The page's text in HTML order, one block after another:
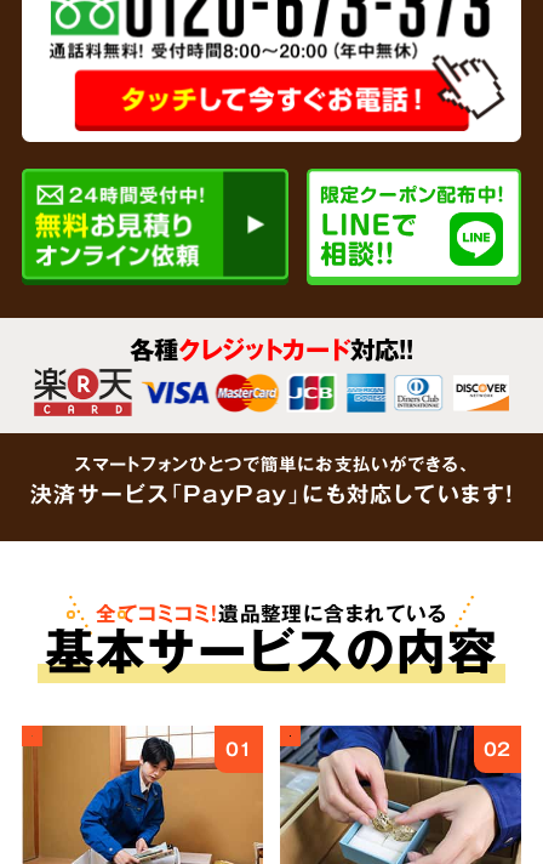
連携
リサイクルショップを運営している弊社では、
貴金属、家財など形見分けが不要なあらゆるご
遺品をその場で買取査定いたします。企業で連
鑑定します。「買取できるものがあるかわからな
映させることで遺品整理にかかる費用を安く抑
えることが可能です。
4
ご遺族様の気持ちに
寄り添う丁寧な作業
各種クレジットカード対応!!
スマートフォンひとつで簡単にお支払いができる、
決済サービス「PayPay」にも対応しています!
全てコミコミ！遺品整理に含まれている
基本サービスの内容
01 02